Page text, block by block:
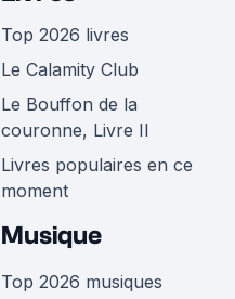
Top 2026 livres
Le Calamity Club
Le Bouffon de la
couronne, Livre II
Livres populaires en ce
moment
Musique
Top 2026 musiques